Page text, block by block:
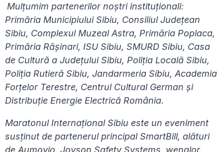
Mulțumim partenerilor noștri instituționali:
Primăria Municipiului Sibiu, Consiliul Județean
Sibiu, Complexul Muzeal Astra, Primăria Poplaca,
Primăria Rășinari, ISU Sibiu, SMURD Sibiu, Casa
de Cultură a Județului Sibiu, Poliția Locală Sibiu,
Poliția Rutieră Sibiu, Jandarmeria Sibiu, Academia
Forțelor Terestre, Centrul Cultural German și
Distribuție Energie Electrică România.
Maratonul Internațional Sibiu este un eveniment
susținut de partenerul principal SmartBill, alături
de Aumovio, Joyson Safety Systems, wenglor,